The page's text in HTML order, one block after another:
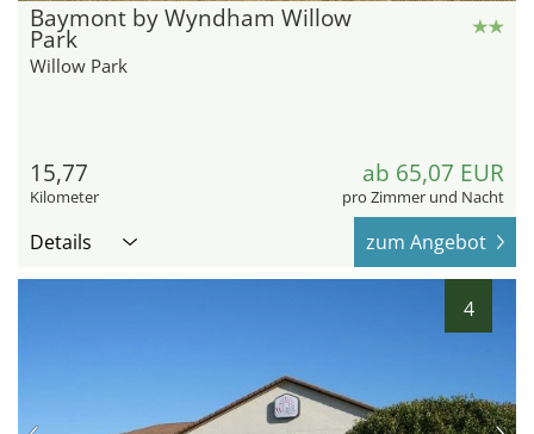
Baymont by Wyndham Willow
Park
Willow Park
15,77
Kilometer
ab 65,07 EUR
pro Zimmer und Nacht
Details zum Angebot
4